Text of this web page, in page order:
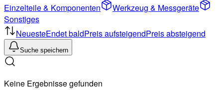
Einzelteile & Komponenten
Werkzeug & Messgeräte
Sonstiges
NeuesteEndet baldPreis aufsteigendPreis absteigend
Suche speichern
Keine Ergebnisse gefunden